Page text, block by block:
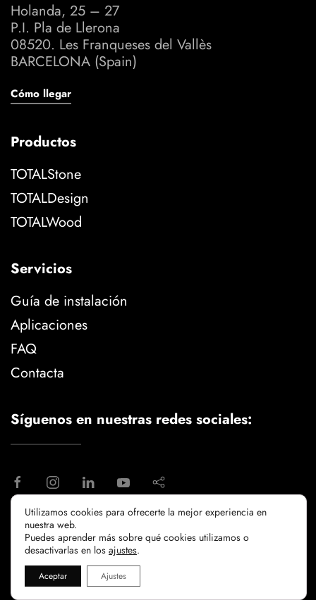
Holanda, 25 – 27
P.I. Pla de Llerona
08520. Les Franqueses del Vallès
BARCELONA (Spain)
Cómo llegar
Productos
TOTALStone
TOTALDesign
TOTALWood
Servicios
Guía de instalación
Aplicaciones
FAQ
Contacta
Síguenos en nuestras redes sociales:
aviso legal
politica de privacidad
politicia de cookies
Utilizamos cookies para ofrecerte la mejor experiencia en
nuestra web.
Puedes aprender más sobre qué cookies utilizamos o
desactivarlas en los ajustes.
Aceptar Ajustes